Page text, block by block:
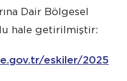
Dair Bölgesel
hale getirilmiştir:
eskiler/2025/